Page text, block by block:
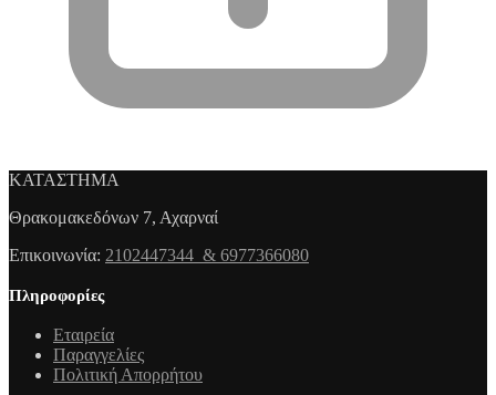
ΚΑΤΑΣΤΗΜΑ
Θρακομακεδόνων 7, Αχαρναί
Επικοινωνία: 2102447344 & 6977366080
Πληροφορίες
Εταιρεία
Παραγγελίες
Πολιτική Απορρήτου